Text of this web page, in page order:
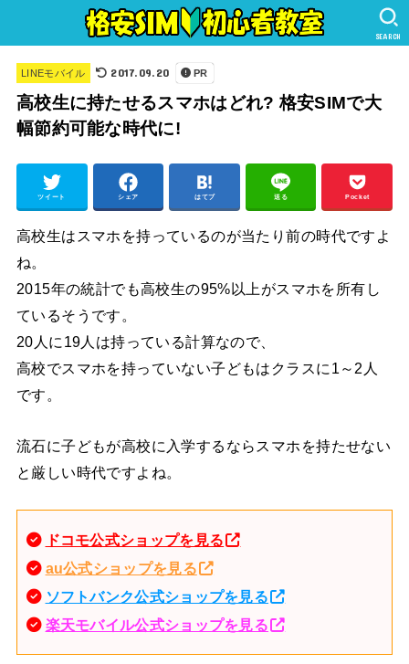
SEARCH
LINEモバイル 2017.09.20 PR
高校生に持たせるスマホはどれ? 格安SIMで大
幅節約可能な時代に!
ツイート シェア はてブ 送る Pocket
高校生はスマホを持っているのが当たり前の時代ですよ
ね。
2015年の統計でも高校生の95%以上がスマホを所有し
ているそうです。
20人に19人は持っている計算なので、
高校でスマホを持っていない子どもはクラスに1～2人
です。
流石に子どもが高校に入学するならスマホを持たせない
と厳しい時代ですよね。
ドコモ公式ショップを見る
au公式ショップを見る
ソフトバンク公式ショップを見る
楽天モバイル公式ショップを見る